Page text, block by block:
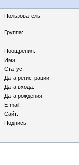
Пользователь:
Группа:
Поощрения:
Имя:
Статус:
Дата регистрации:
Дата входа:
Дата рождения:
E-mail:
Сайт:
Подпись: